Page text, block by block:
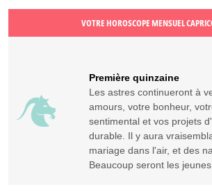
VOTRE HOROSCOPE MENSUEL
Première quinzaine
Les astres continueront à
amours, votre bonheur,
sentimental et vos projets
durable. Il y aura
mariage dans l'air, et des
Beaucoup seront les jeunes